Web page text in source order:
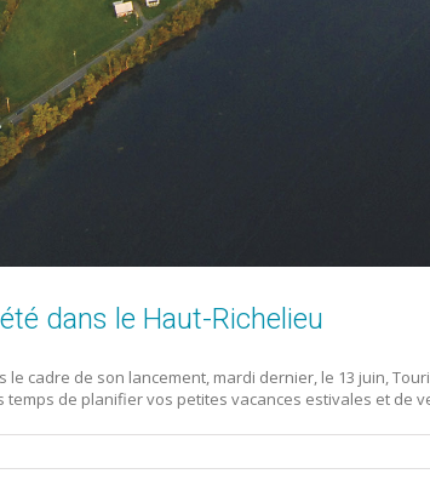
dans le Haut-Richelieu
cadre de son lancement, mardi dernier, le 13 juin,
de planifier vos petites vacances estivales et de